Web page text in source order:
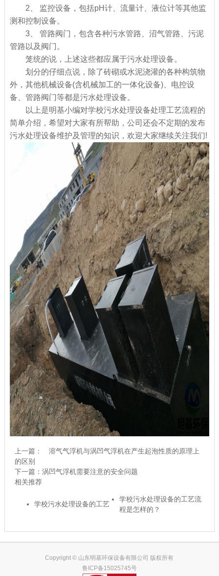
2、 监控设备，包括pH计、流量计、液位计等其他监
测和控制设备。
3、 管路阀门，包含各种污水管路、沼气管路、污泥
管路以及阀门。
笼统的说，上述这些都应属于污水处理设备。
划分的仔细点说，除了砖砌或水泥浇灌的各种构筑物
外，其他机械设备(含机械加工的一体化设备)、电控设
备、管路阀门等都是污水处理设备。
以上是明基小编对学校污水处理设备处理工艺流程的
简单介绍，希望对大家有所帮助，公司还会不定期的发布
污水处理设备维护及管理的知识，欢迎大家继续关注我们!
上一篇：
溶气气浮机与涡凹气浮机在产生起泡性质的原理上
的区别
下一篇： 涡凹气浮机需要注意的安全问题
相关推荐
学校污水处理设备的工艺
学校污水处理设备的工艺流
程是怎样的？
Copyright © 山东明基环保设备有限公司 版权所有
鲁ICP备15025745号